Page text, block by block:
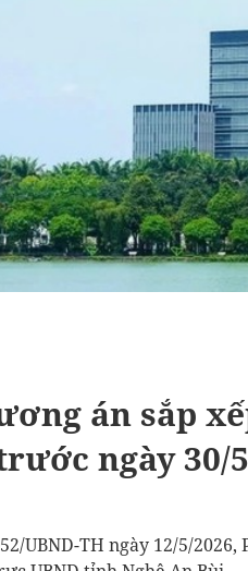
án sắp
ngày 30/
UBND-TH ngày 12/5/2026,